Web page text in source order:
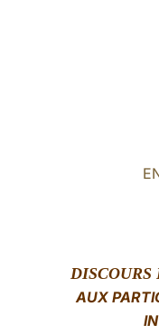
AUX